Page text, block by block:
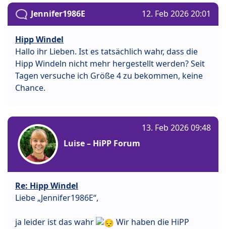
Jennifer1986E 12. Feb 2026 20:01
Hipp Windel
Hallo ihr Lieben. Ist es tatsächlich wahr, dass die
Hipp Windeln nicht mehr hergestellt werden? Seit
Tagen versuche ich Größe 4 zu bekommen, keine
Chance.
Luise – HiPP Forum
13. Feb 2026 09:48
Re: Hipp Windel
Liebe „Jennifer1986E“,
ja leider ist das wahr
Wir haben die HiPP